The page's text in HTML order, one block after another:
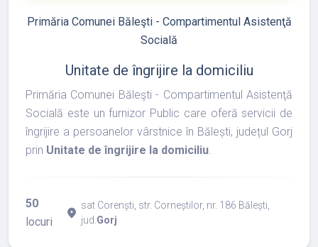
Primăria Comunei Băleşti - Compartimentul Asistenţă
Socială
Unitate de îngrijire la domiciliu
Primăria Comunei Băleşti - Compartimentul Asistenţă
Socială este un furnizor Public care oferă servicii de
îngrijire a persoanelor vârstnice în Bălești, județul Gorj
prin Unitate de îngrijire la domiciliu
50
locuri
place
sat Corenști, str. Corneștilor, nr. 186 Bălești,
jud. Gorj